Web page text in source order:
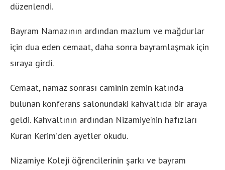
düzenlendi.
Bayram Namazının ardından mazlum ve mağdurlar
için dua eden cemaat, daha sonra bayramlaşmak için
sıraya girdi.
Cemaat, namaz sonrası caminin zemin katında
bulunan konferans salonundaki kahvaltıda bir araya
geldi. Kahvaltının ardından Nizamiye’nin hafızları
Kuran Kerim’den ayetler okudu.
Nizamiye Koleji öğrencilerinin şarkı ve bayram